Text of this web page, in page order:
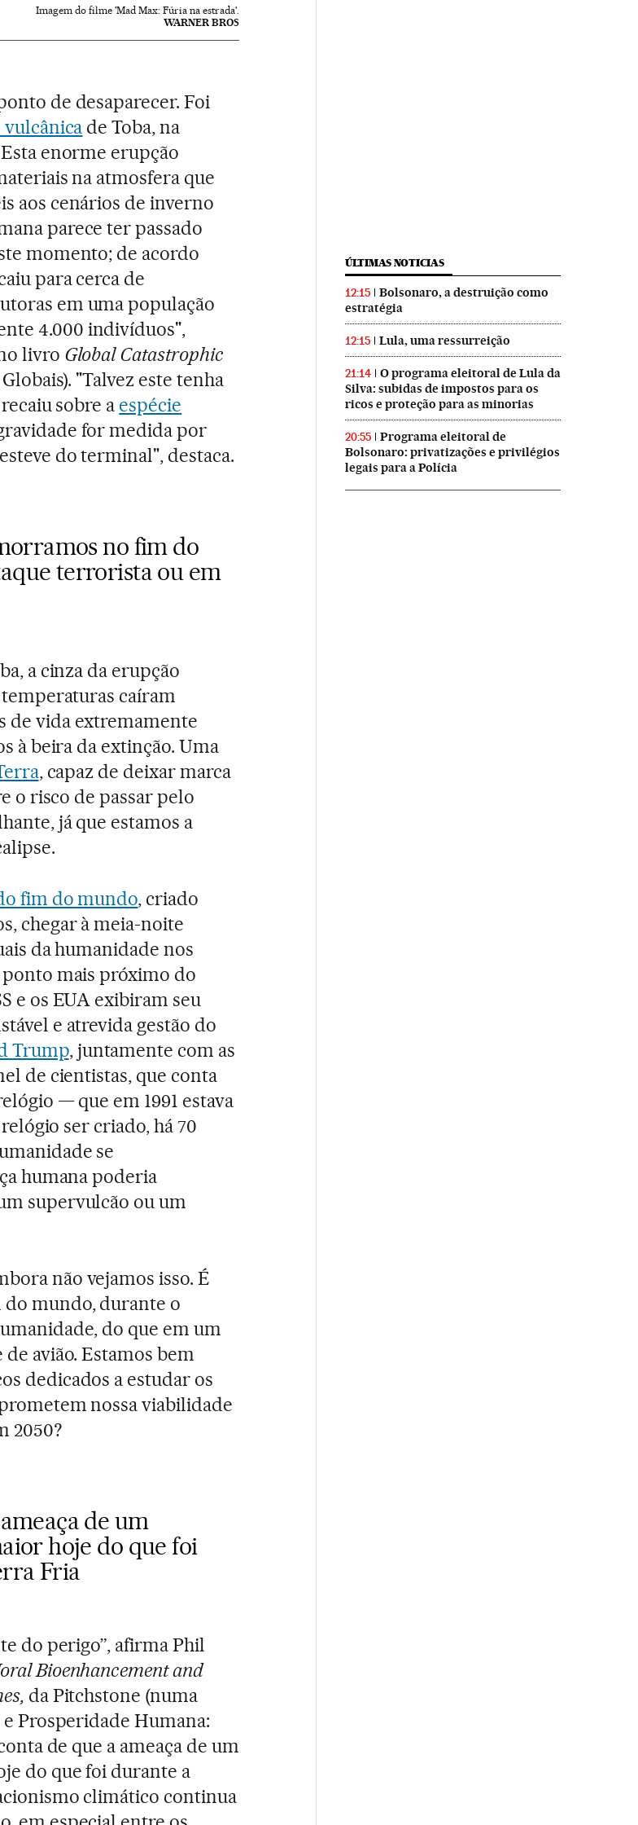
Imagem do filme 'Mad Max: Fúria na estrada'.
WARNER BROS
de desaparecer. Foi
de Toba, na
enorme erupção
na atmosfera que
aos cenários de inverno
parece ter passado
momento; de acordo
para cerca de
em uma população
4.000 indivíduos",
livro Global Catastrophic
"Talvez este tenha
sobre a espécie
for medida por
do terminal", destaca.
no fim do
terrorista ou em
a cinza da erupção
caíram
de vida extremamente
à beira da extinção. Uma
, capaz de deixar marca
o risco de passar pelo
já que estamos a
fim do mundo, criado
chegar à meia-noite
da humanidade nos
ponto mais próximo do
e os EUA exibiram seu
e atrevida gestão do
Trump, juntamente com as
de cientistas, que conta
— que em 1991 estava
ser criado, há 70
se
humana poderia
supervulcão ou um
não vejamos isso. É
mundo, durante o
do que em um
avião. Estamos bem
dedicados a estudar os
nossa viabilidade
2050?
de um
hoje do que foi
Fria
do perigo”, afirma Phil
Bioenhancement and
da Pitchstone (numa
Prosperidade Humana:
de que a ameaça de um
do que foi durante a
climático continua
ÚLTIMAS NOTICIAS
12:15
Bolsonaro, a destruição como
estratégia
12:15 Lula, uma ressurreição
21:14
O programa eleitoral de Lula da
Silva: subidas de impostos para os
ricos e proteção para as minorias
20:55
Programa eleitoral de
Bolsonaro: privatizações e privilégios
legais para a Polícia